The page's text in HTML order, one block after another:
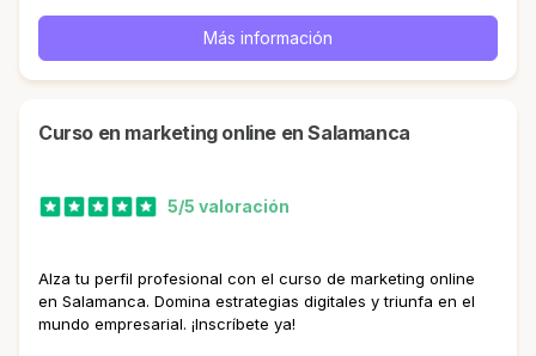
Más información
curso en marketing online en Salamanca
5/5 valoración
Alza tu perfil profesional con el curso de marketing online
en Salamanca. Domina estrategias digitales y triunfa en el
mundo empresarial. ¡Inscríbete ya!